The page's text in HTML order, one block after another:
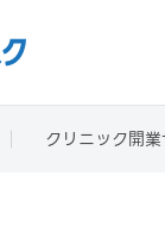
クリニック開